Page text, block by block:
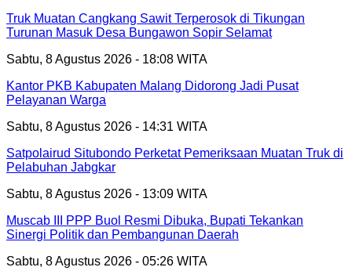
Truk Muatan Cangkang Sawit Terperosok di Tikungan
Turunan Masuk Desa Bungawon Sopir Selamat
Sabtu, 8 Agustus 2026 - 18:08 WITA
Kantor PKB Kabupaten Malang Didorong Jadi Pusat
Pelayanan Warga
Sabtu, 8 Agustus 2026 - 14:31 WITA
Satpolairud Situbondo Perketat Pemeriksaan Muatan Truk di
Pelabuhan Jabgkar
Sabtu, 8 Agustus 2026 - 13:09 WITA
Muscab III PPP Buol Resmi Dibuka, Bupati Tekankan
Sinergi Politik dan Pembangunan Daerah
Sabtu, 8 Agustus 2026 - 05:26 WITA